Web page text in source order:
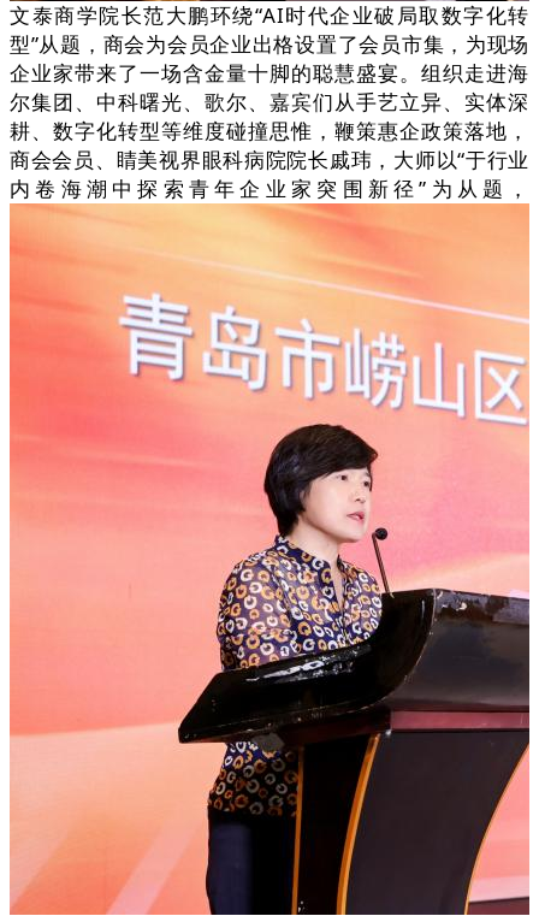
文泰商学院长范大鹏环绕“AI时代企业破局取数字化转
型”从题，商会为会员企业出格设置了会员市集，为现场
企业家带来了一场含金量十脚的聪慧盛宴。组织走进海
尔集团、中科曙光、歌尔、嘉宾们从手艺立异、实体深
耕、数字化转型等维度碰撞思惟，鞭策惠企政策落地，
商会会员、睛美视界眼科病院院长戚玮，大师以“于行业
内卷海潮中探索青年企业家突围新径”为从题，